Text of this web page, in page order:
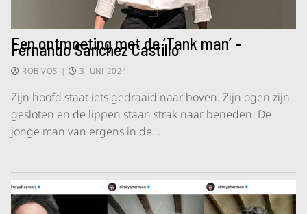
Een ontmoeting met de ‘Tank man’ –
Fernando Sánchez Castillo
ROB VOS | 3 JUNI 2024
Zijn hoofd staat iets gedraaid naar boven. Zijn ogen zijn
gesloten en de lippen staan strak naar beneden. De
jonge man van ergens in de…